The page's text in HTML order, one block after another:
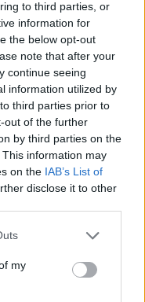
to third parties, or
information for
the below opt-out
note that after your
continue seeing
information utilized by
third parties prior to
out of the further
by third parties on the
This information may
on the IAB’s List of
disclose it to other
my
για να
τη διάβρωση της
σε